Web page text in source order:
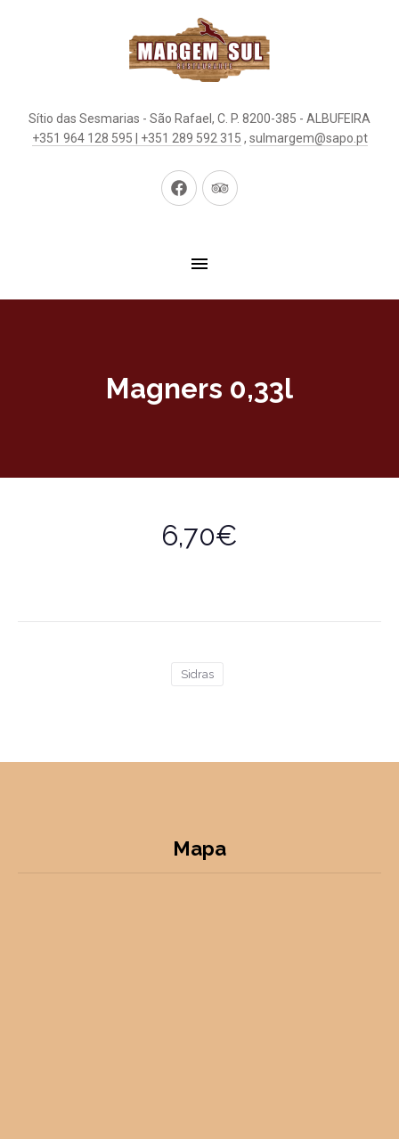
Sítio das Sesmarias - São Rafael, C. P. 8200-385 - ALBUFEIRA
+351 964 128 595 | +351 289 592 315 , sulmargem@sapo.pt
New
New
Magners 0,33l
6,70€
Sidras
Mapa